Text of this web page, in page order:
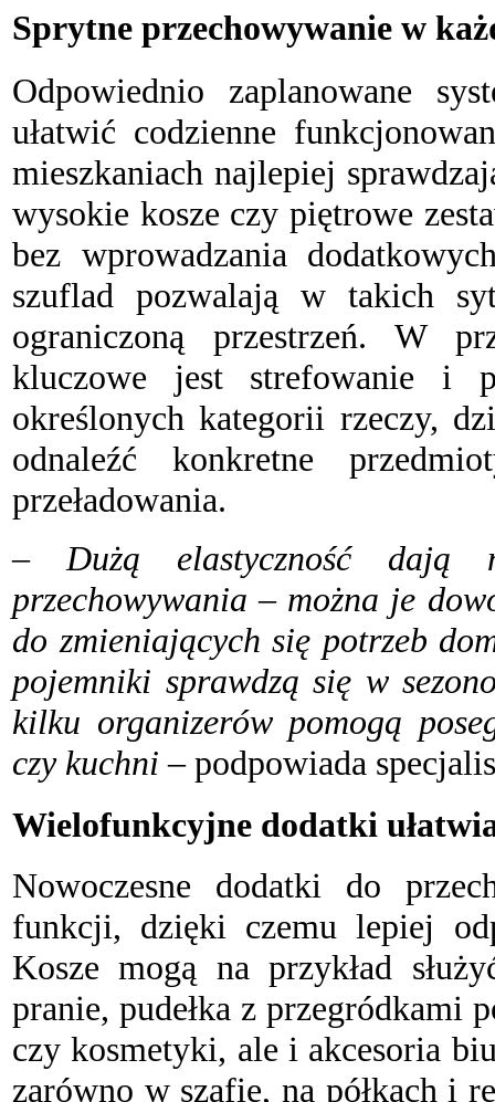
Sprytne przechowywanie w
Odpowiednio zaplanowane
ułatwić codzienne
mieszkaniach najlepiej
wysokie kosze czy piętrowe
bez wprowadzania
szuflad pozwalają w takich
ograniczoną przestrzeń. W
kluczowe jest strefowanie i
określonych kategorii rzeczy,
odnaleźć konkretne
przeładowania.
– Dużą elastyczność dają
przechowywania – można je
do zmieniających się potrzeb
pojemniki sprawdzą się w
kilku organizerów pomogą
czy kuchni – podpowiada
Wielofunkcyjne dodatki
Nowoczesne dodatki do
funkcji, dzięki czemu lepiej
Kosze mogą na przykład
pranie, pudełka z przegródkami
czy kosmetyki, ale i akcesoria
zarówno w szafie, na półkach i